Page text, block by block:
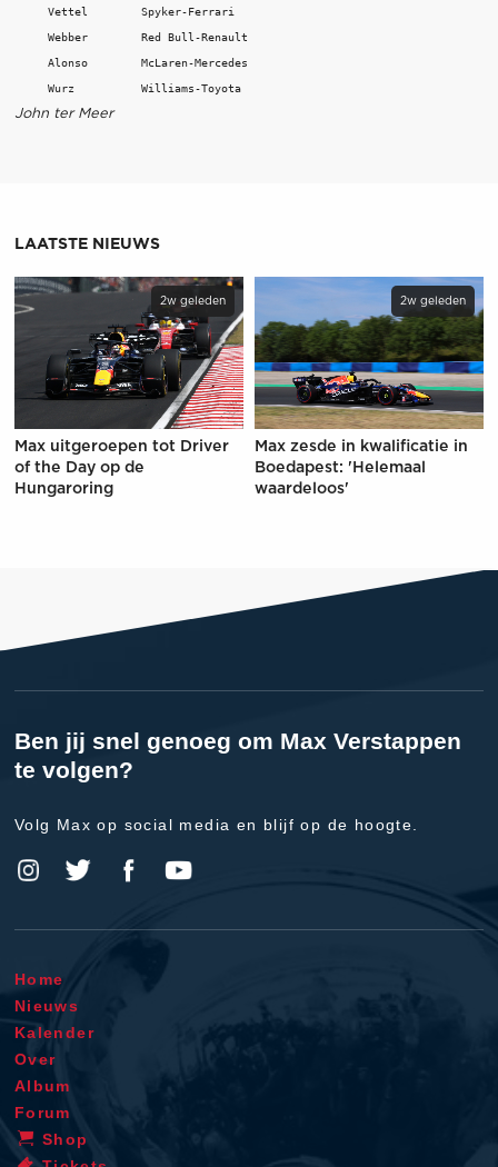
     Vettel        Spyker-Ferrari
     Webber        Red Bull-Renault
     Alonso        McLaren-Mercedes
John ter Meer
LAATSTE NIEUWS
2w geleden
Max uitgeroepen tot Driver
of the Day op de
Hungaroring
2w geleden
Max zesde in kwalificatie in
Boedapest: 'Helemaal
waardeloos'
Ben jij snel genoeg om Max Verstappen
te volgen?
Volg Max op social media en blijf op de hoogte.
Home
Nieuws
Kalender
Over
Album
Forum
Shop